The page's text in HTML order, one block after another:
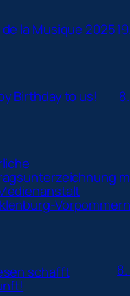
la Musique 2025
Birthday to us!
schafft